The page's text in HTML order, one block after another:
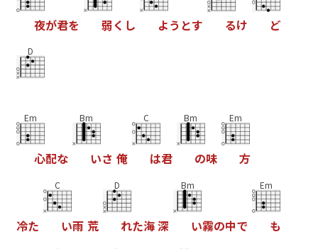
夜が君を 弱く し よう とす るけ ど
D
Em
心配な
Bm
いさ 俺
C
は君
Bm
の味
Em
方
冷た
C
い雨 荒
D
れた海深
Bm
い霧の中で
Em
も